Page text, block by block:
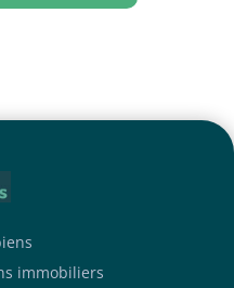
immobiliers